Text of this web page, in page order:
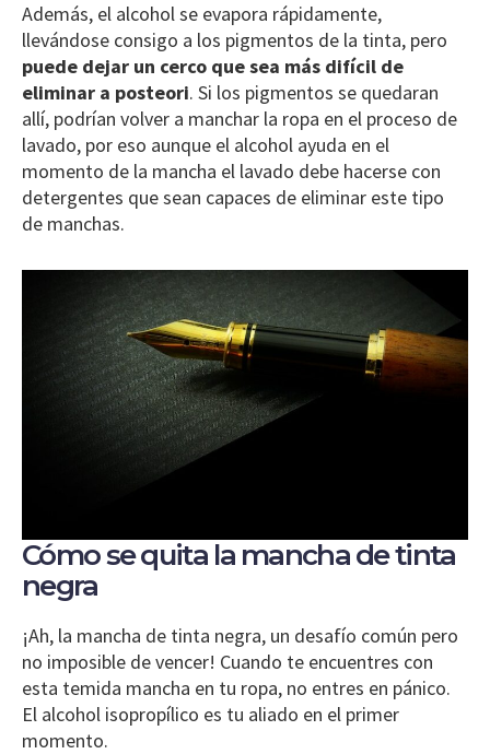
Además, el alcohol se evapora rápidamente,
llevándose consigo a los pigmentos de la tinta, pero
puede dejar un cerco que sea más difícil de
eliminar a posteori. Si los pigmentos se quedaran
allí, podrían volver a manchar la ropa en el proceso de
lavado, por eso aunque el alcohol ayuda en el
momento de la mancha el lavado debe hacerse con
detergentes que sean capaces de eliminar este tipo
de manchas.
Cómo se quita la mancha de tinta
negra
¡Ah, la mancha de tinta negra, un desafío común pero
no imposible de vencer! Cuando te encuentres con
esta temida mancha en tu ropa, no entres en pánico.
El alcohol isopropílico es tu aliado en el primer
momento.